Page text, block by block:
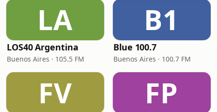
LA
LOS40 Argentina
Buenos Aires · 105.5 FM
B1
Blue 100.7
Buenos Aires · 100.7 FM
FV FP